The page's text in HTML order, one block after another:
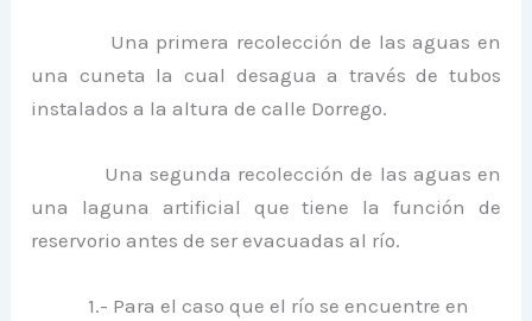
Una primera recolección de las aguas en
una cuneta la cual desagua a través de tubos
instalados a la altura de calle Dorrego.
Una segunda recolección de las aguas en
una laguna artificial que tiene la función de
reservorio antes de ser evacuadas al río.
1.- Para el caso que el río se encuentre en